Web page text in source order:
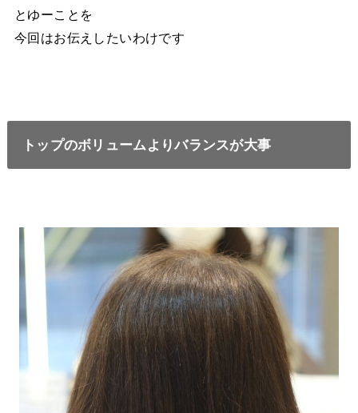
とゆーことを
今回はお伝えしたいわけです
トップのボリュームよりバランスが大事